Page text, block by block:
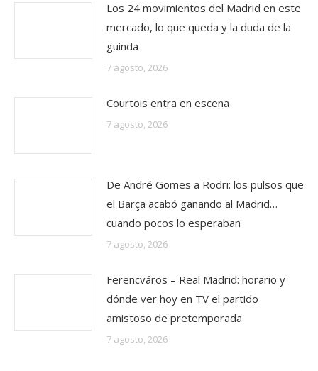
Los 24 movimientos del Madrid en este
mercado, lo que queda y la duda de la
guinda
7 agosto, 2026
Courtois entra en escena
7 agosto, 2026
De André Gomes a Rodri: los pulsos que
el Barça acabó ganando al Madrid…
cuando pocos lo esperaban
7 agosto, 2026
Ferencváros – Real Madrid: horario y
dónde ver hoy en TV el partido
amistoso de pretemporada
7 agosto, 2026